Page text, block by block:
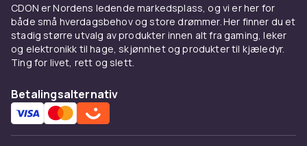
CDON er Nordens ledende markedsplass, og vi er her for
både små hverdagsbehov og store drømmer. Her finner du et
stadig større utvalg av produkter innen alt fra gaming, leker
og elektronikk til hage, skjønnhet og produkter til kjæledyr.
Ting for livet, rett og slett.
Betalingsalternativ